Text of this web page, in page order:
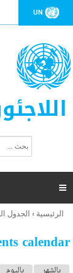
UN
ت
ر
ل
ح
ب

أنت
هنا
الرئيسية › الجدول
calendar